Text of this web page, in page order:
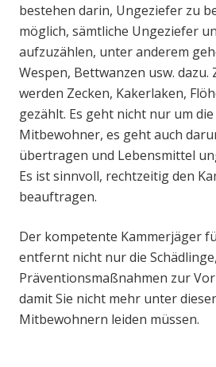
bestehen darin, Ungeziefer zu
möglich, sämtliche Ungeziefer
aufzuzählen, unter anderem
Wespen, Bettwanzen usw. dazu.
werden Zecken, Kakerlaken,
gezählt. Es geht nicht nur um
Mitbewohner, es geht auch
übertragen und Lebensmittel
Es ist sinnvoll, rechtzeitig den
beauftragen.
Der kompetente Kammerjäger
entfernt nicht nur die
Präventionsmaßnahmen zur
damit Sie nicht mehr unter
Mitbewohnern leiden müssen.